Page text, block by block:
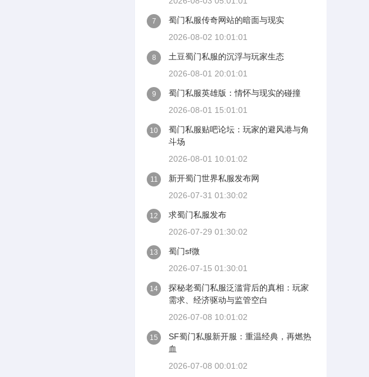
7
蜀门私服传奇网站的暗面与现实
2026-08-02 10:01:01
8
土豆蜀门私服的沉浮与玩家生态
2026-08-01 20:01:01
9
蜀门私服英雄版：情怀与现实的碰撞
2026-08-01 15:01:01
10
蜀门私服贴吧论坛：玩家的避风港与角
斗场
2026-08-01 10:01:02
11
新开蜀门世界私服发布网
2026-07-31 01:30:02
12
求蜀门私服发布
2026-07-29 01:30:02
13
蜀门sf微
2026-07-15 01:30:01
14
探秘老蜀门私服泛滥背后的真相：玩家
需求、经济驱动与监管空白
2026-07-08 10:01:02
15
SF蜀门私服新开服：重温经典，再燃热
血
2026-07-08 00:01:02